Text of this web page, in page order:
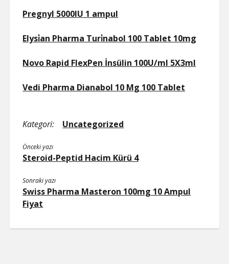
Pregnyl 5000IU 1 ampul
Elysi̇an Pharma Turi̇nabol 100 Tablet 10mg
Novo Rapid FlexPen İnsülin 100U/ml 5X3ml
Vedi Pharma Dianabol 10 Mg 100 Tablet
Kategori: Uncategorized
Önceki yazı
Steroid-Peptid Hacim Kürü 4
Sonraki yazı
Swiss Pharma Masteron 100mg 10 Ampul
Fiyat